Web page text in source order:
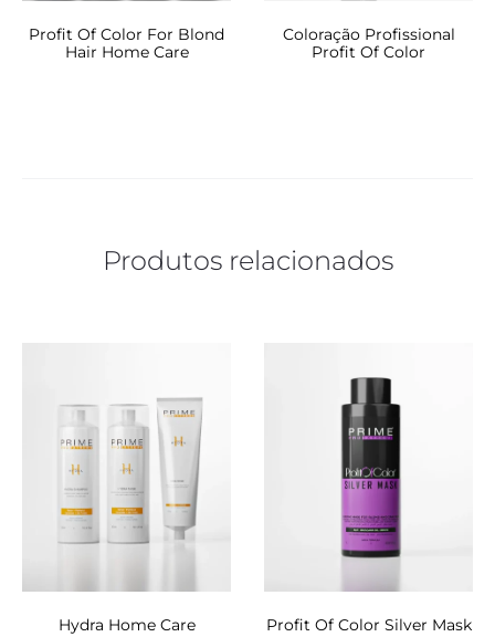
Profit Of Color For Blond
Hair Home Care
Coloração Profissional
Profit Of Color
Produtos relacionados
Hydra Home Care Profit Of Color Silver Mask